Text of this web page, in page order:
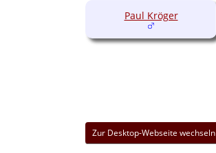
Paul Kröger
Zur Desktop-Webseite wechseln